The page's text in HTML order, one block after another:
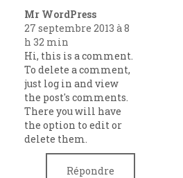
Mr WordPress
27 septembre 2013 à 8
h 32 min
Hi, this is a comment.
To delete a comment,
just log in and view
the post's comments.
There you will have
the option to edit or
delete them.
Répondre